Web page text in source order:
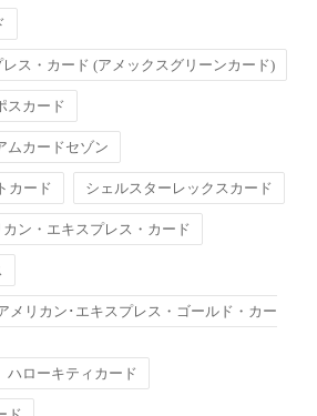
ス・カード (アメックスグリーンカード)
スカード
ムカードセゾン
カード シェルスターレックスカード
ン・エキスプレス・カード
メリカン･エキスプレス・ゴールド・カー
ハローキティカード